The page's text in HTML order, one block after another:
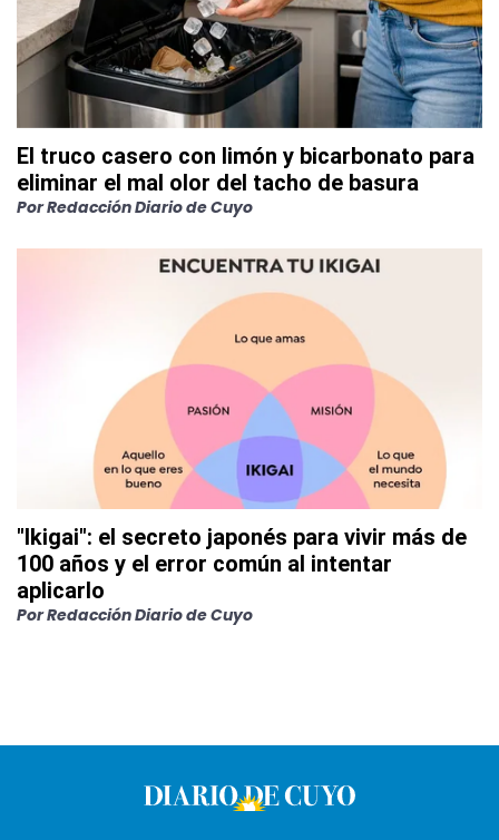
El truco casero con limón y bicarbonato para
eliminar el mal olor del tacho de basura
PorRedacción Diario de Cuyo
"Ikigai": el secreto japonés para vivir más de
100 años y el error común al intentar
aplicarlo
PorRedacción Diario de Cuyo